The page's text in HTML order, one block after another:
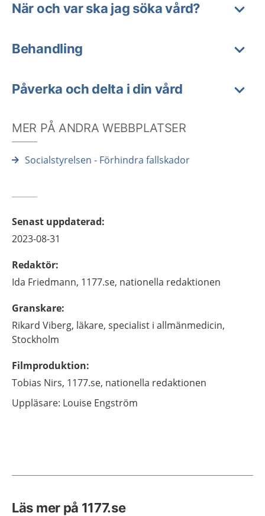
När och var ska jag söka vård?
Behandling
Påverka och delta i din vård
MER PÅ ANDRA WEBBPLATSER
Socialstyrelsen - Förhindra fallskador
Senast uppdaterad:
2023-08-31
Redaktör:
Ida Friedmann, 1177.se, nationella redaktionen
Granskare:
Rikard Viberg, läkare, specialist i allmänmedicin,
Stockholm
Filmproduktion:
Tobias Nirs, 1177.se, nationella redaktionen
Uppläsare: Louise Engström
Läs mer på 1177.se